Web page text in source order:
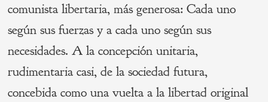
comunista libertaria, más generosa: Cada uno
según sus fuerzas y a cada uno según sus
necesidades. A la concepción unitaria,
rudimentaria casi, de la sociedad futura,
concebida como una vuelta a la libertad original